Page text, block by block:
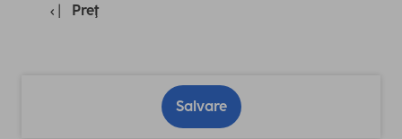
Preţ
Salvare